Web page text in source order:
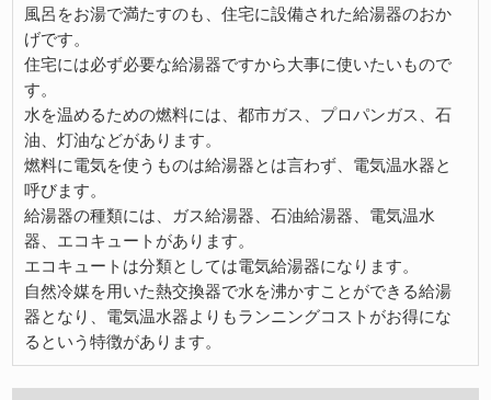
風呂をお湯で満たすのも、住宅に設備された給湯器のおか
げです。
住宅には必ず必要な給湯器ですから大事に使いたいもので
す。
水を温めるための燃料には、都市ガス、プロパンガス、石
油、灯油などがあります。
燃料に電気を使うものは給湯器とは言わず、電気温水器と
呼びます。
給湯器の種類には、ガス給湯器、石油給湯器、電気温水
器、エコキュートがあります。
エコキュートは分類としては電気給湯器になります。
自然冷媒を用いた熱交換器で水を沸かすことができる給湯
器となり、電気温水器よりもランニングコストがお得にな
るという特徴があります。